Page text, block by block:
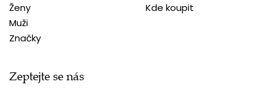
Ženy
Muži
Značky
Kde koupit
Zeptejte se nás